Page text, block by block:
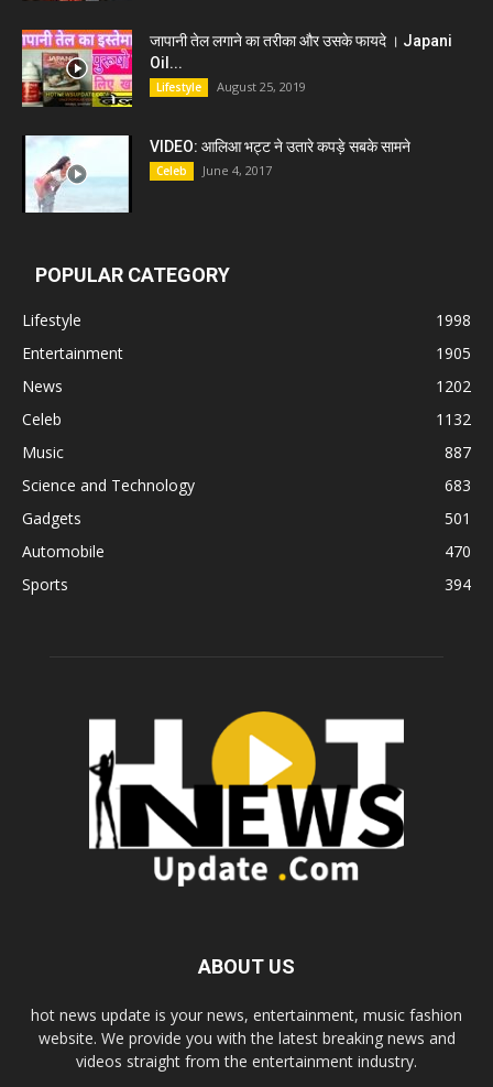
जापानी तेल लगाने का तरीका और उसके फायदे । Japani
Oil...
Lifestyle August 25, 2019
VIDEO: आलिआ भट्ट ने उतारे कपड़े सबके सामने
Celeb June 4, 2017
POPULAR CATEGORY
Lifestyle
1998
Entertainment
1905
News
1202
Celeb
1132
Music
887
Science and Technology
683
Gadgets
501
Automobile
470
Sports
394
ABOUT US
hot news update is your news, entertainment, music fashion
website. We provide you with the latest breaking news and
videos straight from the entertainment industry.